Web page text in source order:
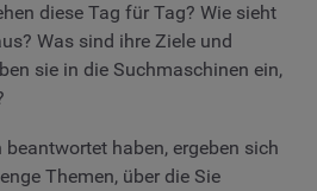
diese Tag für Tag? Wie sieht
Was sind ihre Ziele und
sie in die Suchmaschinen ein,
beantwortet haben, ergeben sich
Themen, über die Sie